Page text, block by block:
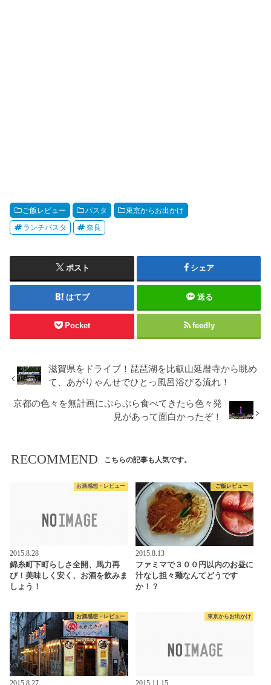
ご飯レビュー パスタ 東京からお出かけ
ランチパスタ 奈良
ポスト シェア
はてブ 送る
Pocket feedly
滋賀県をドライブ！琵琶湖を比叡山延暦寺から眺め
て、あがりゃんせでひとっ風呂浴びる流れ！
京都の色々を無計画にぷらぷら食べてきたら色々発
見があって面白かったぞ！
RECOMMEND こちらの記事も人気です。
お酒感想・レビュー
2015.8.28
錦糸町下町らしさ全開、馬力再
び！美味しく安く、お酒を飲みま
しょう！
ご飯レビュー
2015.8.13
ファミマで３００円以内のお昼に
汁なし担々麺なんてどうです
か！？
お酒感想・レビュー
2015.8.27
東京からお出かけ
2015.11.15